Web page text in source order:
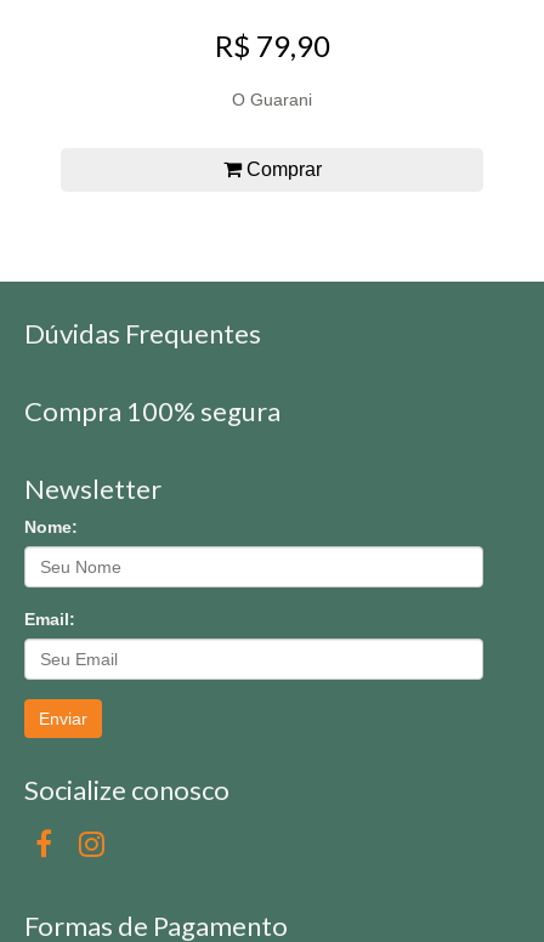
R$ 79,90
O Guarani
Comprar
Dúvidas Frequentes
Compra 100% segura
Newsletter
Nome:
Email:
Enviar
Socialize conosco
Formas de Pagamento